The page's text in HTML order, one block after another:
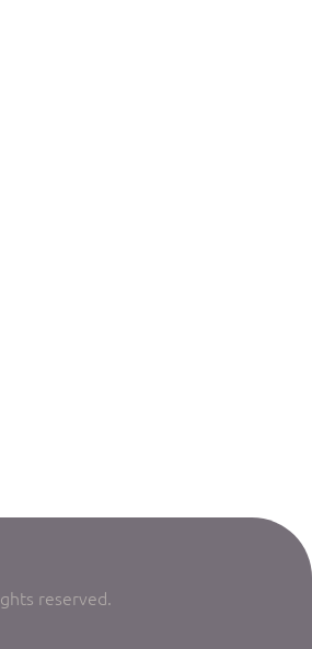
reserved.